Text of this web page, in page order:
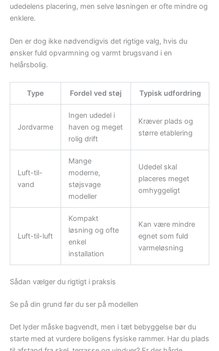
udedelens placering, men selve løsningen er ofte mindre og
enklere.
Den er dog ikke nødvendigvis det rigtige valg, hvis du
ønsker fuld opvarmning og varmt brugsvand i en
helårsbolig.
Type Fordel ved støj Typisk udfordring
Jordvarme
Ingen udedel i
haven og meget
rolig drift
Kræver plads og
større etablering
Luft-til-
vand
Mange
moderne,
støjsvage
modeller
Udedel skal
placeres meget
omhyggeligt
Luft-til-luft
Kompakt
løsning og ofte
enkel
installation
Kan være mindre
egnet som fuld
varmeløsning
Sådan vælger du rigtigt i praksis
Se på din grund før du ser på modellen
Det lyder måske bagvendt, men i tæt bebyggelse bør du
starte med at vurdere boligens fysiske rammer. Har du plads